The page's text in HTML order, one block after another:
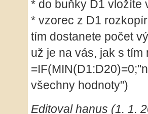
* do buňky D1 vložíte
* vzorec z D1
tím dostanete počet
už je na vás, jak s
všechny hodnoty")
Editoval hanus (1. 1.